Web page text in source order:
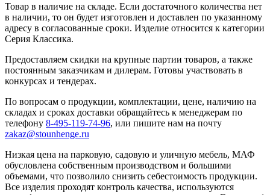
Товар в наличие на складе. Если достаточного количества нет
в наличии, то он будет изготовлен и доставлен по указанному
адресу в согласованные сроки. Изделие относится к категории
Серия Классика.
Предоставляем скидки на крупные партии товаров, а также
постоянным заказчикам и дилерам. Готовы участвовать в
конкурсах и тендерах.
По вопросам о продукции, комплектации, цене, наличию на
складах и сроках доставки обращайтесь к менеджерам по
телефону 8-495-119-74-96, или пишите нам на почту
zakaz@stounhenge.ru
Низкая цена на парковую, садовую и уличную мебель, МАФ
обусловлена собственным производством и большими
объемами, что позволило снизить себестоимость продукции.
Все изделия проходят контроль качества, используются